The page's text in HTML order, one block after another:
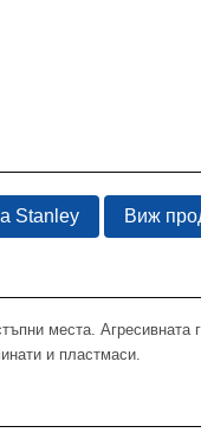
Stanley Виж
места.
и пластмаси.